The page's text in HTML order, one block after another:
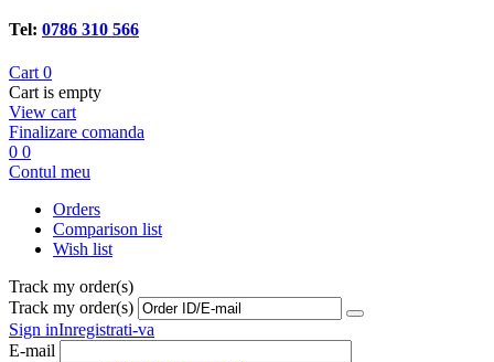
Tel: 0786 310 566
Cart 0
Cart is empty
View cart
Finalizare comanda
0 0
Contul meu
Orders
Comparison list
Wish list
Track my order(s)
Track my order(s)
Sign inInregistrati-va
E-mail